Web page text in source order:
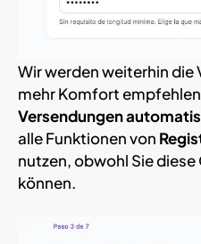
Wir werden weiterhin die
mehr Komfort
Versendungen
alle Funktionen von
nutzen, obwohl Sie
können.